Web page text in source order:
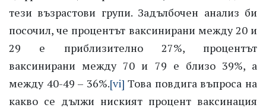
тези възрастови групи. Задълбочен анализ би
посочил, че процентът ваксинирани между 20 и
29 е приблизително 27%, процентът
ваксинирани между 70 и 79 е близо 39%, а
между 40-49 – 36%.[vi] Това повдига въпроса на
какво се дължи ниският процент ваксинация